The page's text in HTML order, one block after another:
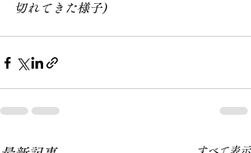
切れてきた様子)